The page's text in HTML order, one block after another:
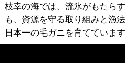
枝幸の海では、流氷がもたら
も、資源を守る取り組みと漁
日本一の毛ガニを育てています